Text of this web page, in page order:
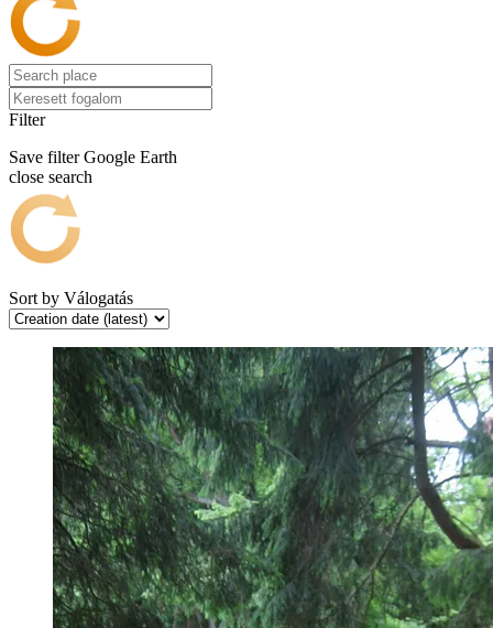
Filter
Save filter Google Earth
close search
Sort by Válogatás